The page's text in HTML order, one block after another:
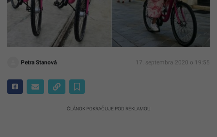
Petra Stanová 17. septembra 2020 o 19:55
ČLÁNOK POKRAČUJE POD REKLAMOU